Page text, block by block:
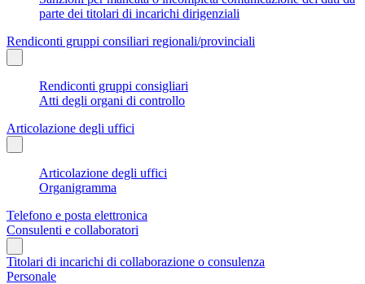
parte dei titolari di incarichi dirigenziali
Rendiconti gruppi consiliari regionali/provinciali
Rendiconti gruppi consigliari
Atti degli organi di controllo
Articolazione degli uffici
Articolazione degli uffici
Organigramma
Telefono e posta elettronica
Consulenti e collaboratori
Titolari di incarichi di collaborazione o consulenza
Personale